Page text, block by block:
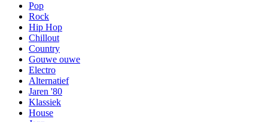
Pop
Rock
Hip Hop
Chillout
Country
Gouwe ouwe
Electro
Alternatief
Jaren '80
Klassiek
House